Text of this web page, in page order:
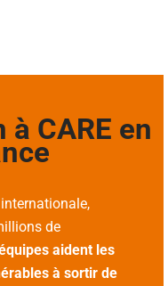
à CARE en
de
aident les
à sortir de